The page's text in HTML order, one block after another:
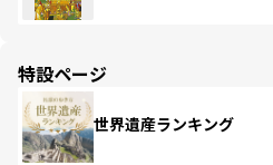
特設ページ
世界遺産ランキング